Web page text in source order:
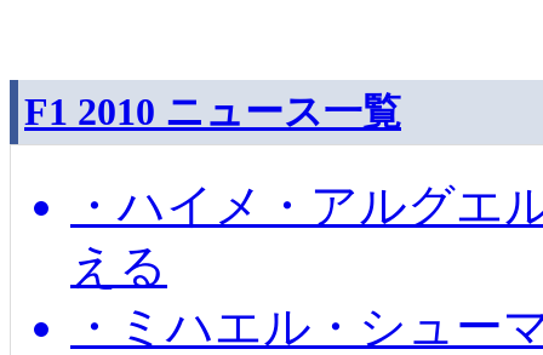
F1 2010 ニュース一覧
・ハイメ・アルグエ
える
・ミハエル・シュー